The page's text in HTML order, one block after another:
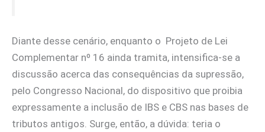
Diante desse cenário, enquanto o Projeto de Lei
Complementar nº 16 ainda tramita, intensifica-se a
discussão acerca das consequências da supressão,
pelo Congresso Nacional, do dispositivo que proibia
expressamente a inclusão de IBS e CBS nas bases de
tributos antigos. Surge, então, a dúvida: teria o